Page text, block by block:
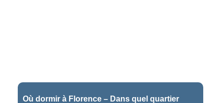
Où dormir à Florence – Dans quel quartier